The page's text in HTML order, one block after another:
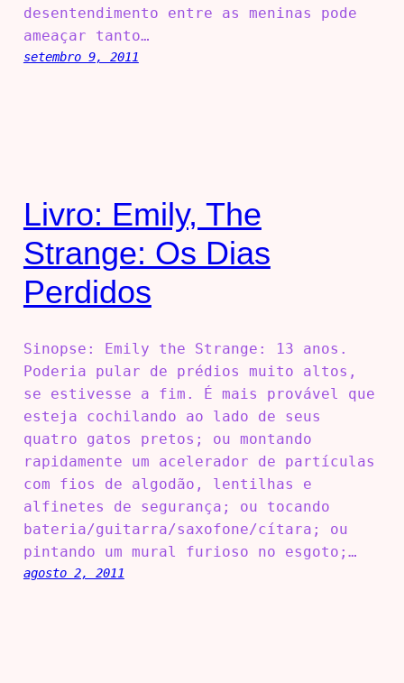
desentendimento entre as meninas pode
ameaçar tanto…
setembro 9, 2011
Livro: Emily, The
Strange: Os Dias
Perdidos
Sinopse: Emily the Strange: 13 anos.
Poderia pular de prédios muito altos,
se estivesse a fim. É mais provável que
esteja cochilando ao lado de seus
quatro gatos pretos; ou montando
rapidamente um acelerador de partículas
com fios de algodão, lentilhas e
alfinetes de segurança; ou tocando
bateria/guitarra/saxofone/cítara; ou
pintando um mural furioso no esgoto;…
agosto 2, 2011